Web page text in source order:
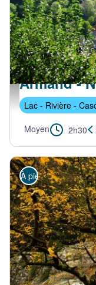
Village de Rochepaule -
ROCHEPAULE
Armand -
Lac - Rivière -
Moyen
2h30
À pied